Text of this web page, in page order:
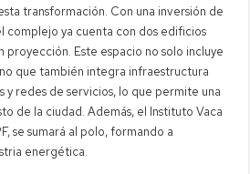
transformación. Con una inversión de
complejo ya cuenta con dos edificios
Este espacio no solo incluye
que también integra infraestructura
y redes de servicios, lo que permite una
de la ciudad. Además, el Instituto Vaca
se sumará al polo, formando a
energética.